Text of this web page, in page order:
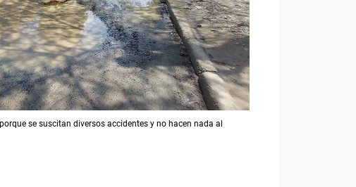
se suscitan diversos accidentes y no hacen nada al